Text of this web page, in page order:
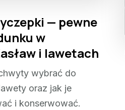
— pewne
w
i lawetach
wybrać do
oraz jak je
i konserwować.